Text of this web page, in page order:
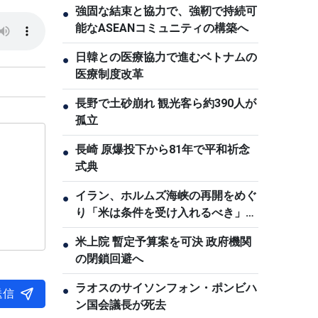
信
● 強固な結束と協力で、強靭で持続可
能なASEANコミュニティの構築へ
●
日韓との医療協力で進むベトナムの
医療制度改革
● 長野で土砂崩れ 観光客ら約390人が
孤立
● 長崎 原爆投下から81年で平和祈念
式典
● イラン、ホルムズ海峡の再開をめぐ
り「米は条件を受け入れるべき」と
主張
● 米上院 暫定予算案を可決 政府機関
の閉鎖回避へ
● ラオスのサイソンフォン・ポンビハ
ン国会議長が死去